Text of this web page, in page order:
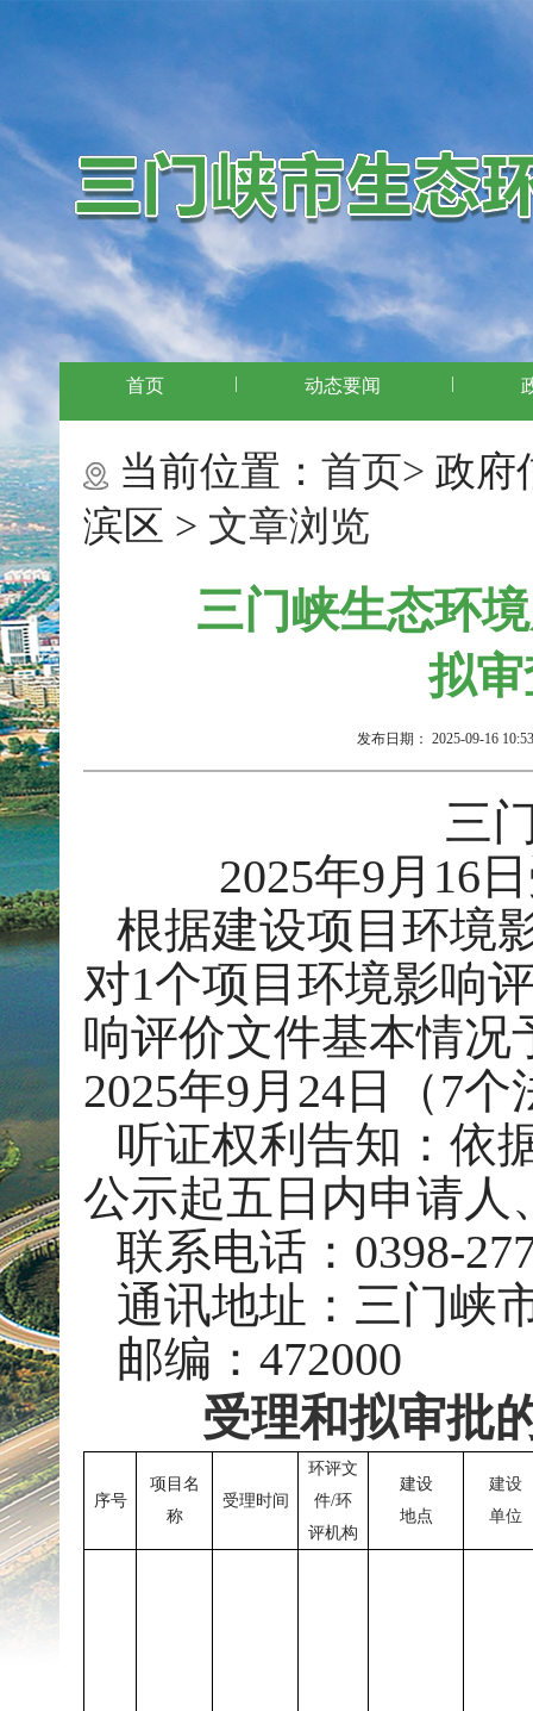
首页 动态要闻
当前位置： 首页> 政府
滨区 > 文章浏览
三门峡生态环
拟
发布日期： 2025-09-16 10:53
三
2025年9月 16
根据建设项目环境
对1个项目环境影响
响评价文件基本情况
2025年9月 24 日（7个
听证权利告知：依
公示起五日内申请人
联系电话： 0398-
通讯地址：三门峡
邮编： 472000
受理和拟审批
序号
项目名
称
受理时间
环评文
件/环
评机构
建设
地点
建设
单位